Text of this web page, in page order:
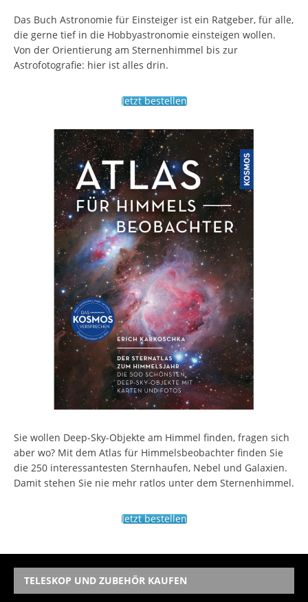
Das Buch Astronomie für Einsteiger ist ein Ratgeber, für alle,
die gerne tief in die Hobbyastronomie einsteigen wollen.
Von der Orientierung am Sternenhimmel bis zur
Astrofotografie: hier ist alles drin.
Jetzt bestellen
Sie wollen Deep-Sky-Objekte am Himmel finden, fragen sich
aber wo? Mit dem Atlas für Himmelsbeobachter finden Sie
die 250 interessantesten Sternhaufen, Nebel und Galaxien.
Damit stehen Sie nie mehr ratlos unter dem Sternenhimmel.
Jetzt bestellen
TELESKOP UND ZUBEHÖR KAUFEN